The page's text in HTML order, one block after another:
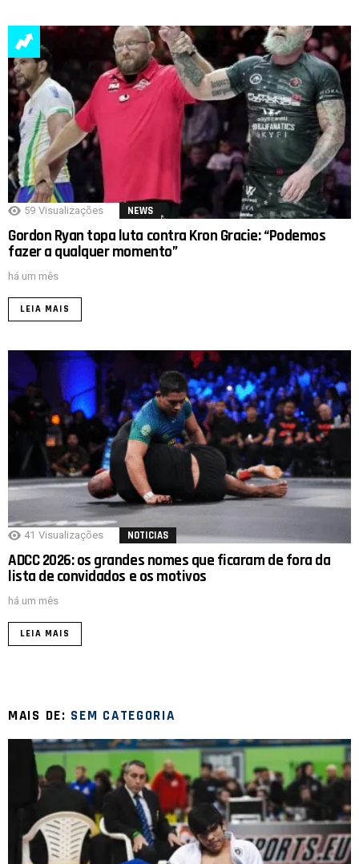
59 Visualizações NEWS
Gordon Ryan topa luta contra Kron Gracie: “Podemos
fazer a qualquer momento”
há um mês
LEIA MAIS
41 Visualizações NOTICIAS
ADCC 2026: os grandes nomes que ficaram de fora da
lista de convidados e os motivos
há um mês
LEIA MAIS
MAIS DE: SEM CATEGORIA